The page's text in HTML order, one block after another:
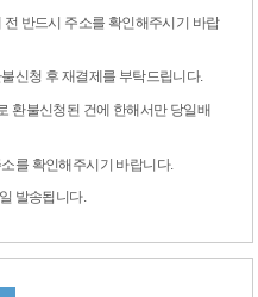
반드시 주소를 확인해주시기 바랍
신청 후 재결제를 부탁드립니다.
환불신청된 건에 한해서만 당일배
를 확인해주시기 바랍니다.
발송됩니다.